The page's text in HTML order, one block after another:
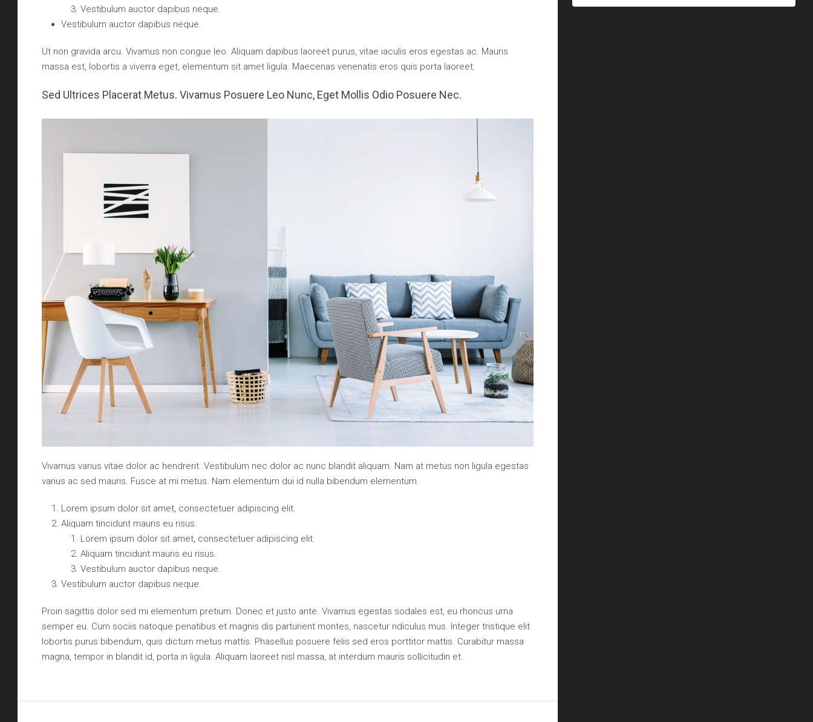
Vestibulum auctor dapibus neque.
Vestibulum auctor dapibus neque.
Ut non gravida arcu. Vivamus non congue leo. Aliquam dapibus laoreet purus, vitae iaculis eros egestas ac. Mauris
massa est, lobortis a viverra eget, elementum sit amet ligula. Maecenas venenatis eros quis porta laoreet.
Sed Ultrices Placerat Metus. Vivamus Posuere Leo Nunc, Eget Mollis Odio Posuere Nec.
Vivamus varius vitae dolor ac hendrerit. Vestibulum nec dolor ac nunc blandit aliquam. Nam at metus non ligula egestas
varius ac sed mauris. Fusce at mi metus. Nam elementum dui id nulla bibendum elementum.
Lorem ipsum dolor sit amet, consectetuer adipiscing elit.
Aliquam tincidunt mauris eu risus.
Lorem ipsum dolor sit amet, consectetuer adipiscing elit.
Aliquam tincidunt mauris eu risus.
Vestibulum auctor dapibus neque.
Vestibulum auctor dapibus neque.
Proin sagittis dolor sed mi elementum pretium. Donec et justo ante. Vivamus egestas sodales est, eu rhoncus urna
semper eu. Cum sociis natoque penatibus et magnis dis parturient montes, nascetur ridiculus mus. Integer tristique elit
lobortis purus bibendum, quis dictum metus mattis. Phasellus posuere felis sed eros porttitor mattis. Curabitur massa
magna, tempor in blandit id, porta in ligula. Aliquam laoreet nisl massa, at interdum mauris sollicitudin et.